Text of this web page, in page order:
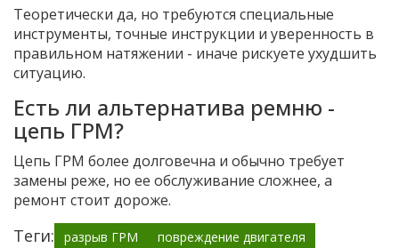
Теоретически да, но требуются специальные
инструменты, точные инструкции и уверенность в
правильном натяжении - иначе рискуете ухудшить
ситуацию.
Есть ли альтернатива ремню -
цепь ГРМ?
Цепь ГРМ более долговечна и обычно требует
замены реже, но ее обслуживание сложнее, а
ремонт стоит дороже.
Теги: разрыв ГРМ
повреждение двигателя